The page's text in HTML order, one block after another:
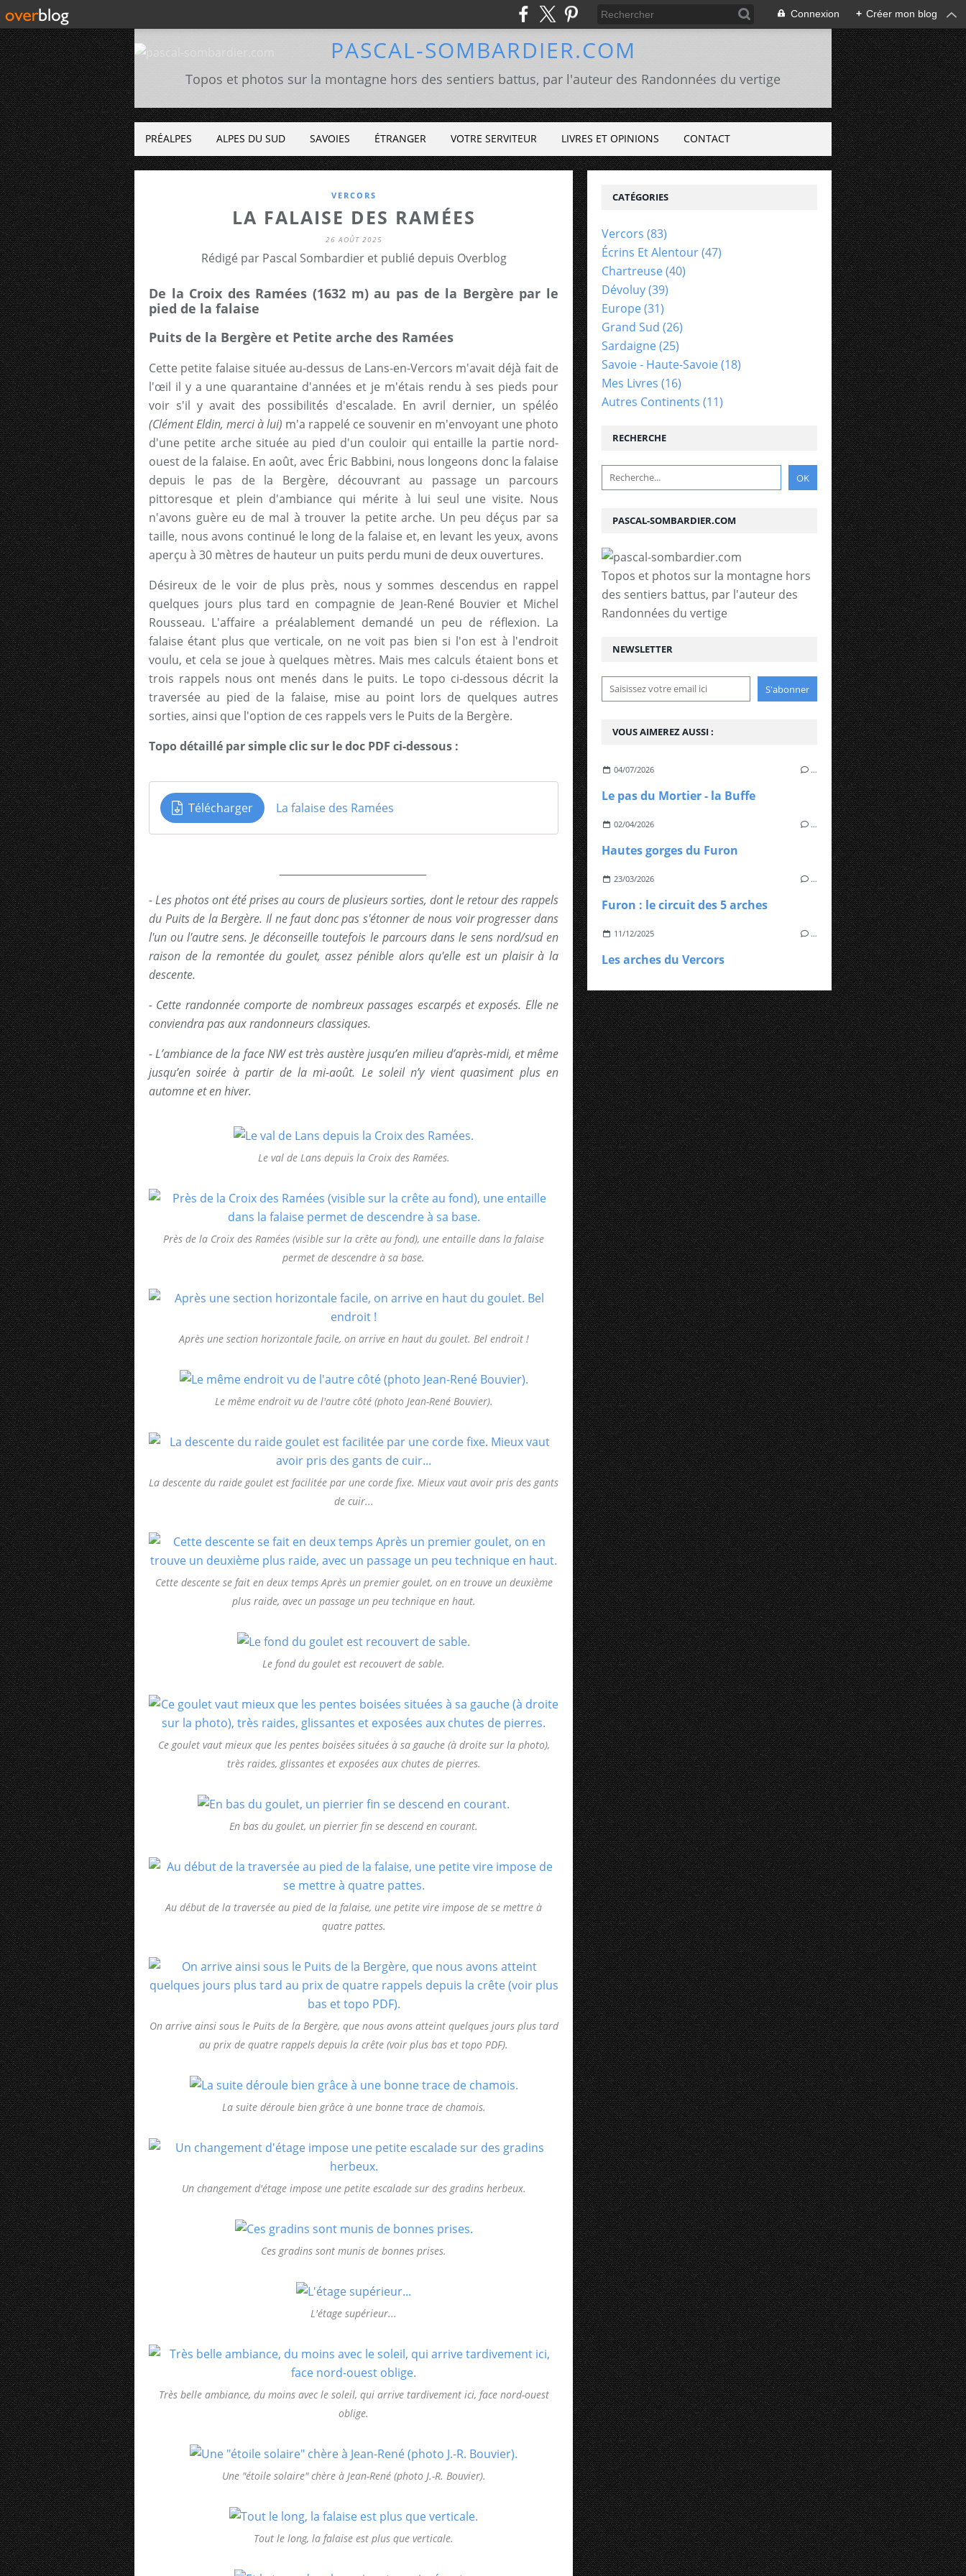
Connexion + Créer mon blog
PASCAL-SOMBARDIER.COM
Topos et photos sur la montagne hors des sentiers battus, par l'auteur des Randonnées du vertige
PRÉALPES ALPES DU SUD SAVOIES ÉTRANGER VOTRE SERVITEUR LIVRES ET OPINIONS CONTACT
VERCORS
LA FALAISE DES RAMÉES
26 AOÛT 2025
Rédigé par Pascal Sombardier et publié depuis Overblog
De la Croix des Ramées (1632 m) au pas de la Bergère par le
pied de la falaise
Puits de la Bergère et Petite arche des Ramées
Cette petite falaise située au-dessus de Lans-en-Vercors m'avait déjà fait de
l'œil il y a une quarantaine d'années et je m'étais rendu à ses pieds pour
voir s'il y avait des possibilités d'escalade. En avril dernier, un spéléo
(Clément Eldin, merci à lui) m'a rappelé ce souvenir en m'envoyant une photo
d'une petite arche située au pied d'un couloir qui entaille la partie nord-
ouest de la falaise. En août, avec Éric Babbini, nous longeons donc la falaise
depuis le pas de la Bergère, découvrant au passage un parcours
pittoresque et plein d'ambiance qui mérite à lui seul une visite. Nous
n'avons guère eu de mal à trouver la petite arche. Un peu déçus par sa
taille, nous avons continué le long de la falaise et, en levant les yeux, avons
aperçu à 30 mètres de hauteur un puits perdu muni de deux ouvertures.
Désireux de le voir de plus près, nous y sommes descendus en rappel
quelques jours plus tard en compagnie de Jean-René Bouvier et Michel
Rousseau. L'affaire a préalablement demandé un peu de réflexion. La
falaise étant plus que verticale, on ne voit pas bien si l'on est à l'endroit
voulu, et cela se joue à quelques mètres. Mais mes calculs étaient bons et
trois rappels nous ont menés dans le puits. Le topo ci-dessous décrit la
traversée au pied de la falaise, mise au point lors de quelques autres
sorties, ainsi que l'option de ces rappels vers le Puits de la Bergère.
Topo détaillé par simple clic sur le doc PDF ci-dessous :
Télécharger La falaise des Ramées
- Les photos ont été prises au cours de plusieurs sorties, dont le retour des rappels
du Puits de la Bergère. Il ne faut donc pas s'étonner de nous voir progresser dans
l'un ou l'autre sens. Je déconseille toutefois le parcours dans le sens nord/sud en
raison de la remontée du goulet, assez pénible alors qu'elle est un plaisir à la
descente.
- Cette randonnée comporte de nombreux passages escarpés et exposés. Elle ne
conviendra pas aux randonneurs classiques.
- L’ambiance de la face NW est très austère jusqu’en milieu d’après-midi, et même
jusqu’en soirée à partir de la mi-août. Le soleil n’y vient quasiment plus en
automne et en hiver.
Le val de Lans depuis la Croix des Ramées.
Près de la Croix des Ramées (visible sur la crête au fond), une entaille dans la falaise
permet de descendre à sa base.
Après une section horizontale facile, on arrive en haut du goulet. Bel endroit !
Le même endroit vu de l'autre côté (photo Jean-René Bouvier).
La descente du raide goulet est facilitée par une corde fixe. Mieux vaut avoir pris des gants
de cuir...
Cette descente se fait en deux temps Après un premier goulet, on en trouve un deuxième
plus raide, avec un passage un peu technique en haut.
Le fond du goulet est recouvert de sable.
Ce goulet vaut mieux que les pentes boisées situées à sa gauche (à droite sur la photo),
très raides, glissantes et exposées aux chutes de pierres.
En bas du goulet, un pierrier fin se descend en courant.
Au début de la traversée au pied de la falaise, une petite vire impose de se mettre à
quatre pattes.
On arrive ainsi sous le Puits de la Bergère, que nous avons atteint quelques jours plus tard
au prix de quatre rappels depuis la crête (voir plus bas et topo PDF).
La suite déroule bien grâce à une bonne trace de chamois.
Un changement d'étage impose une petite escalade sur des gradins herbeux.
Ces gradins sont munis de bonnes prises.
L'étage supérieur...
Très belle ambiance, du moins avec le soleil, qui arrive tardivement ici, face nord-ouest
oblige.
Une "étoile solaire" chère à Jean-René (photo J.-R. Bouvier).
Tout le long, la falaise est plus que verticale.
NEWSLETTER
RECHERCHE
PASCAL-SOMBARDIER.COM
Topos et photos sur la montagne hors
des sentiers battus, par l'auteur des
Randonnées du vertige
VOUS AIMEREZ AUSSI :
04/07/2026 …
Le pas du Mortier - la Buffe
02/04/2026 …
Hautes gorges du Furon
23/03/2026 …
Furon : le circuit des 5 arches
11/12/2025 …
Les arches du Vercors
CATÉGORIES
Vercors (83)
Écrins Et Alentour(47)
Chartreuse(40)
Dévoluy(39)
Europe(31)
Grand Sud (26)
Sardaigne(25)
Savoie - Haute-Savoie(18)
Mes Livres (16)
Autres Continents (11)